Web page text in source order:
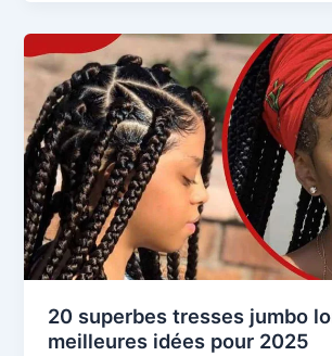
20 superbes tresses jumbo
meilleures idées pour 2025